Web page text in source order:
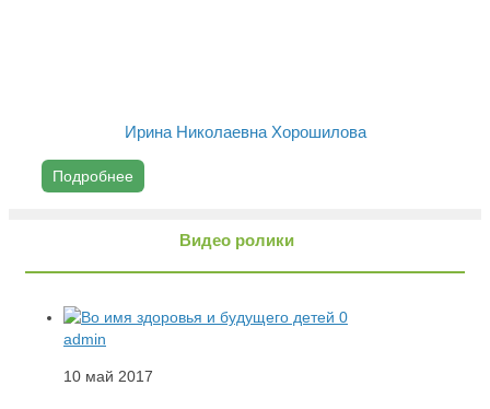
Ирина Николаевна Хорошилова
Подробнее
Видео ролики
0
admin
10 май 2017